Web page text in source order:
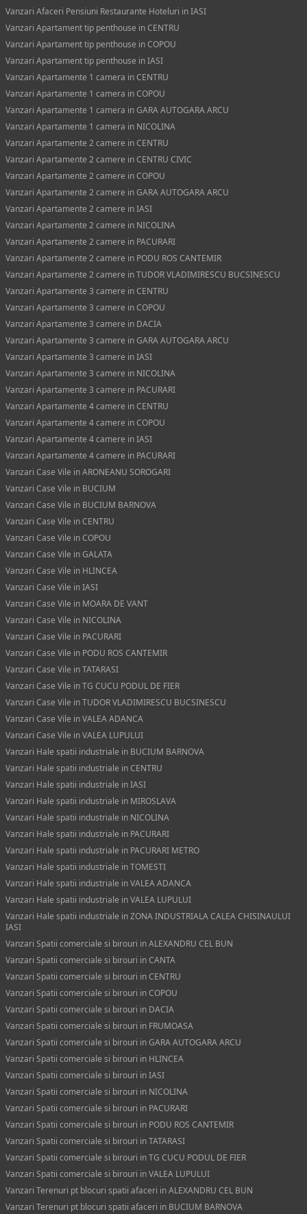
Vanzari Afaceri Pensiuni Restaurante Hoteluri in IASI
Vanzari Apartament tip penthouse in CENTRU
Vanzari Apartament tip penthouse in COPOU
Vanzari Apartament tip penthouse in IASI
Vanzari Apartamente 1 camera in CENTRU
Vanzari Apartamente 1 camera in COPOU
Vanzari Apartamente 1 camera in GARA AUTOGARA ARCU
Vanzari Apartamente 1 camera in NICOLINA
Vanzari Apartamente 2 camere in CENTRU
Vanzari Apartamente 2 camere in CENTRU CIVIC
Vanzari Apartamente 2 camere in COPOU
Vanzari Apartamente 2 camere in GARA AUTOGARA ARCU
Vanzari Apartamente 2 camere in IASI
Vanzari Apartamente 2 camere in NICOLINA
Vanzari Apartamente 2 camere in PACURARI
Vanzari Apartamente 2 camere in PODU ROS CANTEMIR
Vanzari Apartamente 2 camere in TUDOR VLADIMIRESCU BUCSINESCU
Vanzari Apartamente 3 camere in CENTRU
Vanzari Apartamente 3 camere in COPOU
Vanzari Apartamente 3 camere in DACIA
Vanzari Apartamente 3 camere in GARA AUTOGARA ARCU
Vanzari Apartamente 3 camere in IASI
Vanzari Apartamente 3 camere in NICOLINA
Vanzari Apartamente 3 camere in PACURARI
Vanzari Apartamente 4 camere in CENTRU
Vanzari Apartamente 4 camere in COPOU
Vanzari Apartamente 4 camere in IASI
Vanzari Apartamente 4 camere in PACURARI
Vanzari Case Vile in ARONEANU SOROGARI
Vanzari Case Vile in BUCIUM
Vanzari Case Vile in BUCIUM BARNOVA
Vanzari Case Vile in CENTRU
Vanzari Case Vile in COPOU
Vanzari Case Vile in GALATA
Vanzari Case Vile in HLINCEA
Vanzari Case Vile in IASI
Vanzari Case Vile in MOARA DE VANT
Vanzari Case Vile in NICOLINA
Vanzari Case Vile in PACURARI
Vanzari Case Vile in PODU ROS CANTEMIR
Vanzari Case Vile in TATARASI
Vanzari Case Vile in TG CUCU PODUL DE FIER
Vanzari Case Vile in TUDOR VLADIMIRESCU BUCSINESCU
Vanzari Case Vile in VALEA ADANCA
Vanzari Case Vile in VALEA LUPULUI
Vanzari Hale spatii industriale in BUCIUM BARNOVA
Vanzari Hale spatii industriale in CENTRU
Vanzari Hale spatii industriale in IASI
Vanzari Hale spatii industriale in MIROSLAVA
Vanzari Hale spatii industriale in NICOLINA
Vanzari Hale spatii industriale in PACURARI
Vanzari Hale spatii industriale in PACURARI METRO
Vanzari Hale spatii industriale in TOMESTI
Vanzari Hale spatii industriale in VALEA ADANCA
Vanzari Hale spatii industriale in VALEA LUPULUI
Vanzari Hale spatii industriale in ZONA INDUSTRIALA CALEA CHISINAULUI
IASI
Vanzari Spatii comerciale si birouri in ALEXANDRU CEL BUN
Vanzari Spatii comerciale si birouri in CANTA
Vanzari Spatii comerciale si birouri in CENTRU
Vanzari Spatii comerciale si birouri in COPOU
Vanzari Spatii comerciale si birouri in DACIA
Vanzari Spatii comerciale si birouri in FRUMOASA
Vanzari Spatii comerciale si birouri in GARA AUTOGARA ARCU
Vanzari Spatii comerciale si birouri in HLINCEA
Vanzari Spatii comerciale si birouri in IASI
Vanzari Spatii comerciale si birouri in NICOLINA
Vanzari Spatii comerciale si birouri in PACURARI
Vanzari Spatii comerciale si birouri in PODU ROS CANTEMIR
Vanzari Spatii comerciale si birouri in TATARASI
Vanzari Spatii comerciale si birouri in TG CUCU PODUL DE FIER
Vanzari Spatii comerciale si birouri in VALEA LUPULUI
Vanzari Terenuri pt blocuri spatii afaceri in ALEXANDRU CEL BUN
Vanzari Terenuri pt blocuri spatii afaceri in BUCIUM BARNOVA